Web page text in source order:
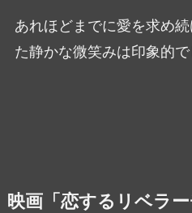
あれほどまでに愛を求め
た静かな微笑みは印象的で
映画「恋するリベラ